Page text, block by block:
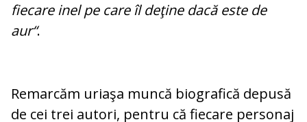
fiecare inel pe care îl deţine dacă este de
aur“.
Remarcăm uriaşa muncă bio­grafică depusă
de cei trei autori, pentru că fiecare personaj